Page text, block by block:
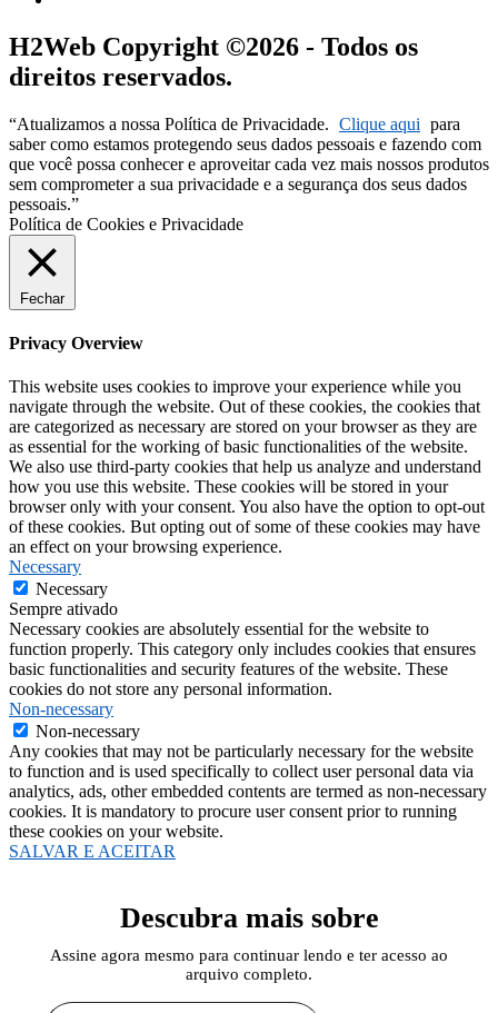
H2Web Copyright ©2026 - Todos os
direitos reservados.
“Atualizamos a nossa Política de Privacidade. Clique aqui para
saber como estamos protegendo seus dados pessoais e fazendo com
que você possa conhecer e aproveitar cada vez mais nossos produtos
sem comprometer a sua privacidade e a segurança dos seus dados
pessoais.”
Política de Cookies e Privacidade
Fechar
Privacy Overview
This website uses cookies to improve your experience while you
navigate through the website. Out of these cookies, the cookies that
are categorized as necessary are stored on your browser as they are
as essential for the working of basic functionalities of the website.
We also use third-party cookies that help us analyze and understand
how you use this website. These cookies will be stored in your
browser only with your consent. You also have the option to opt-out
of these cookies. But opting out of some of these cookies may have
an effect on your browsing experience.
Necessary
Necessary
Sempre ativado
Necessary cookies are absolutely essential for the website to
function properly. This category only includes cookies that ensures
basic functionalities and security features of the website. These
cookies do not store any personal information.
Non-necessary
Non-necessary
Any cookies that may not be particularly necessary for the website
to function and is used specifically to collect user personal data via
analytics, ads, other embedded contents are termed as non-necessary
cookies. It is mandatory to procure user consent prior to running
these cookies on your website.
SALVAR E ACEITAR
Descubra mais sobre
Assine agora mesmo para continuar lendo e ter acesso ao
arquivo completo.